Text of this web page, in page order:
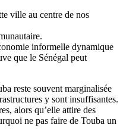
ville au centre de nos
informelle dynamique
que le Sénégal peut
reste souvent marginalisée
y sont insuffisantes.
alors qu’elle attire des
ne pas faire de Touba un